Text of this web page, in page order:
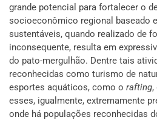
grande potencial para fortalecer o
socioeconômico regional baseado
sustentáveis, quando realizado de
inconsequente, resulta em
do pato-mergulhão. Dentre tais
reconhecidas como turismo de
esportes aquáticos, como o rafting,
esses, igualmente, extremamente
onde há populações reconhecidas